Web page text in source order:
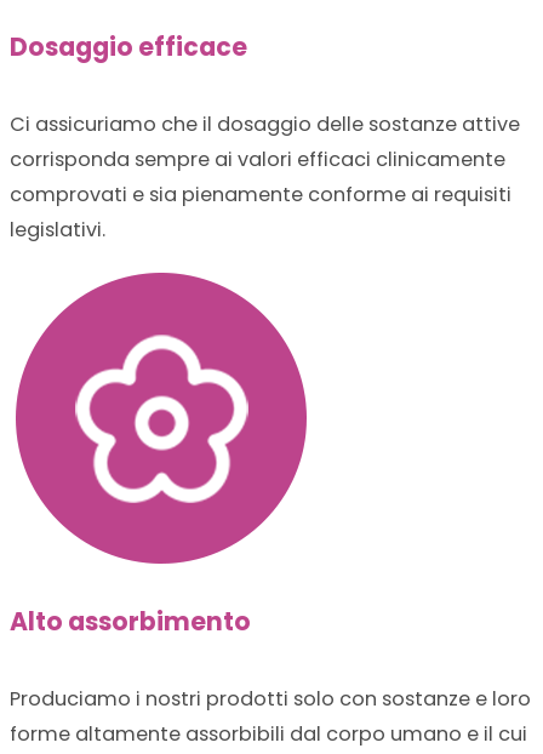
Dosaggio efficace
Ci assicuriamo che il dosaggio delle sostanze attive
corrisponda sempre ai valori efficaci clinicamente
comprovati e sia pienamente conforme ai requisiti
legislativi.
Alto assorbimento
Produciamo i nostri prodotti solo con sostanze e loro
forme altamente assorbibili dal corpo umano e il cui